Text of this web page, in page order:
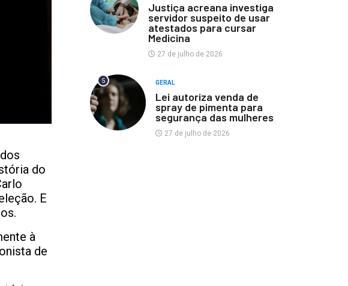
do
E
à
de
Justiça acreana investiga
servidor suspeito de usar
atestados para cursar
Medicina
27 de julho de 2026
5 GERAL
Lei autoriza venda de
spray de pimenta para
segurança das mulheres
27 de julho de 2026